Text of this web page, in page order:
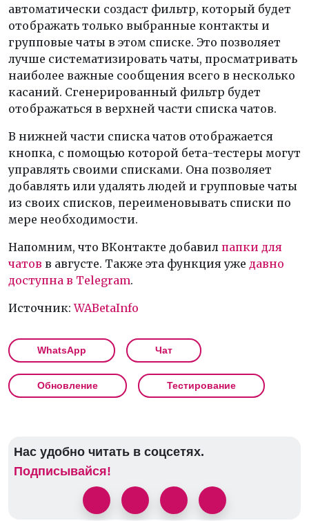
автоматически создаст фильтр, который будет
отображать только выбранные контакты и
групповые чаты в этом списке. Это позволяет
лучше систематизировать чаты, просматривать
наиболее важные сообщения всего в несколько
касаний. Сгенерированный фильтр будет
отображаться в верхней части списка чатов.
В нижней части списка чатов отображается
кнопка, с помощью которой бета-тестеры могут
управлять своими списками. Она позволяет
добавлять или удалять людей и групповые чаты
из своих списков, переименовывать списки по
мере необходимости.
Напомним, что ВКонтакте добавил папки для
чатов в августе. Также эта функция уже давно
доступна в Telegram.
Источник:WABetaInfo
WhatsApp Чат
Обновление Тестирование
Нас удобно читать в соцсетях.
Подписывайся!